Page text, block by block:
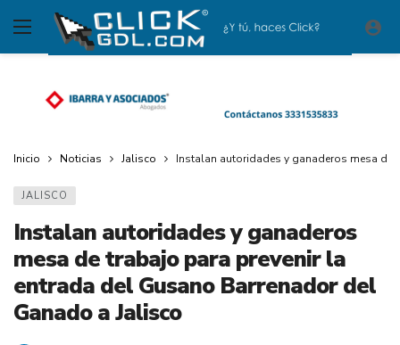
Inicio Noticias Jalisco Instalan autoridades y ganaderos mesa de
JALISCO
Instalan autoridades y ganaderos
mesa de trabajo para prevenir la
entrada del Gusano Barrenador del
Ganado a Jalisco